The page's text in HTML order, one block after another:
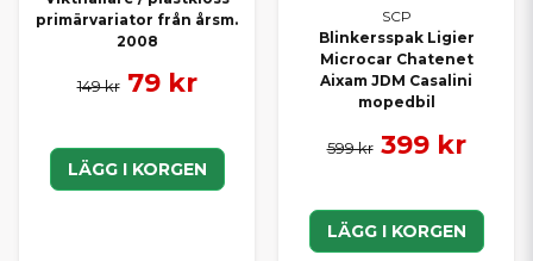
primärvariator från årsm.
2008
149 kr 79 kr
LÄGG I KORGEN
SCP
Blinkersspak Ligier
Microcar Chatenet
Aixam JDM Casalini
mopedbil
599 kr 399 kr
LÄGG I KORGEN